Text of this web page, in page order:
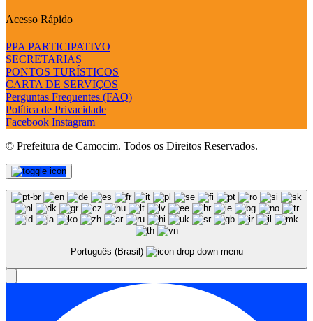
Acesso Rápido
PPA PARTICIPATIVO
SECRETARIAS
PONTOS TURÍSTICOS
CARTA DE SERVIÇOS
Perguntas Frequentes (FAQ)
Política de Privacidade
Facebook Instagram
© Prefeitura de Camocim. Todos os Direitos Reservados.
Português (Brasil)